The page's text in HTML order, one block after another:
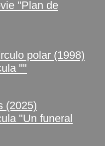
polar (1998)
(2025)